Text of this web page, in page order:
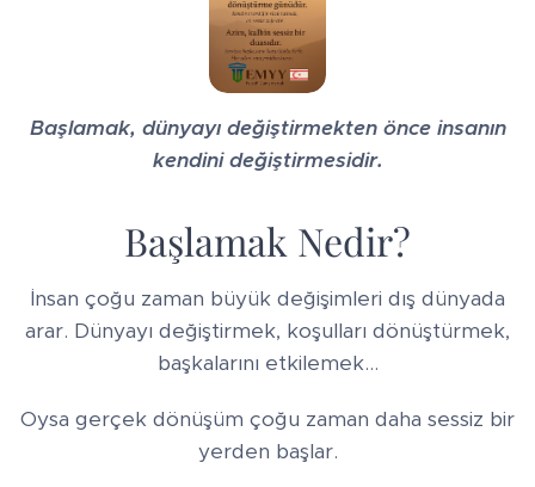
Başlamak, dünyayı değiştirmekten önce insanın
kendini değiştirmesidir.
Başlamak Nedir?
İnsan çoğu zaman büyük değişimleri dış dünyada
arar. Dünyayı değiştirmek, koşulları dönüştürmek,
başkalarını etkilemek…
Oysa gerçek dönüşüm çoğu zaman daha sessiz bir
yerden başlar.